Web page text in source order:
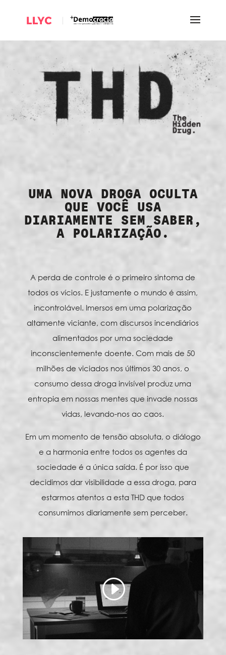
UMA NOVA DROGA OCULTA
QUE VOCÊ USA
DIARIAMENTE SEM SABER,
A POLARIZAÇÃO.
A perda de controle é o primeiro sintoma de
todos os vícios. E justamente o mundo é assim,
incontrolável. Imersos em uma polarização
altamente viciante, com discursos incendiários
alimentados por uma sociedade
inconscientemente doente. Com mais de 50
milhões de viciados nos últimos 30 anos, o
consumo dessa droga invisível produz uma
entropia em nossas mentes que invade nossas
vidas, levando-nos ao caos.
Em um momento de tensão absoluta, o diálogo
e a harmonia entre todos os agentes da
sociedade é a única saída. É por isso que
decidimos dar visibilidade a essa droga, para
estarmos atentos a esta THD que todos
consumimos diariamente sem perceber.